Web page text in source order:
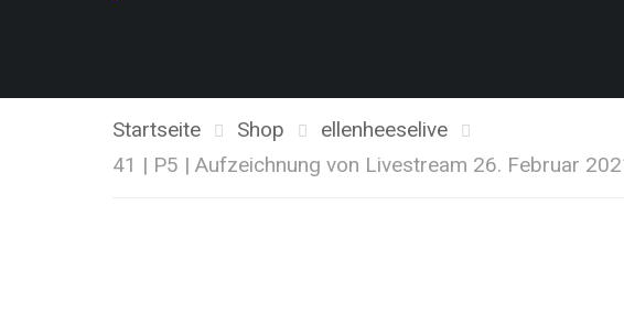
Startseite Shop
ellenheeselive
41 | P5 | Aufzeichnung von Livestream 26. Februar